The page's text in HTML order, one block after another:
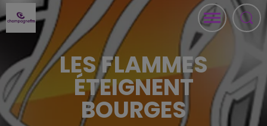
LES FLAMMES
ÉTEIGNENT
BOURGES